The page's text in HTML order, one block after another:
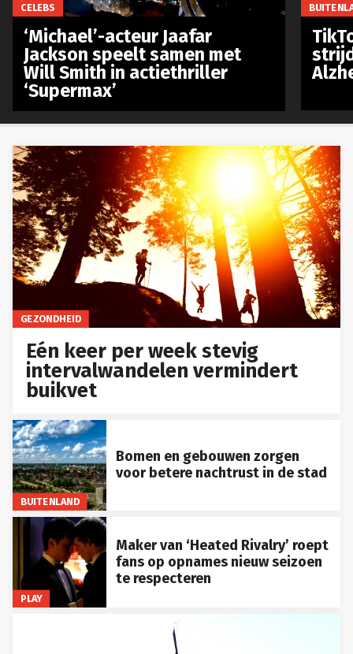
GEZONDHEID
Eén keer per week stevig
intervalwandelen vermindert
buikvet
BUITENLAND
Bomen en gebouwen zorgen
voor betere nachtrust in de stad
PLAY
Maker van ‘Heated Rivalry’ roept
fans op opnames nieuw seizoen
te respecteren
CELEBS
‘Michael’-acteur Jaafar
Jackson speelt samen met
Will Smith in actiethriller
‘Supermax’